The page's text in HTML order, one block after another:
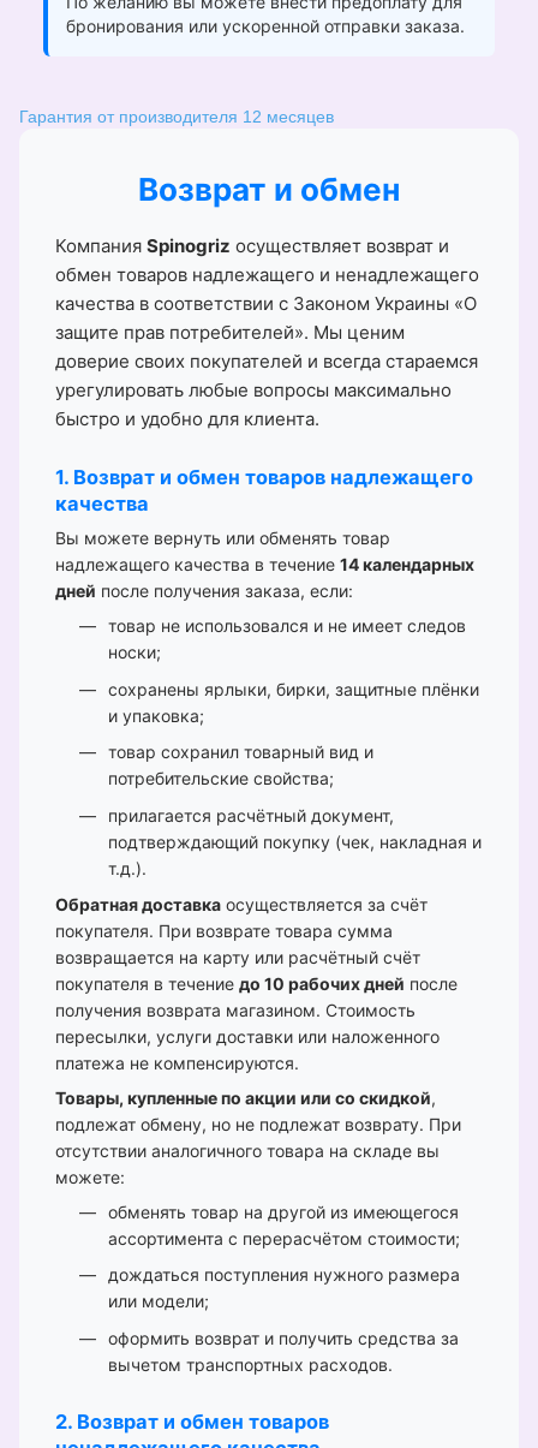
бронирования или ускоренной отправки заказа.
Гарантия от производителя 12 месяцев
Возврат и обмен
Компания Spinogriz осуществляет возврат и
обмен товаров надлежащего и ненадлежащего
качества в соответствии с Законом Украины «О
защите прав потребителей». Мы ценим
доверие своих покупателей и всегда стараемся
урегулировать любые вопросы максимально
быстро и удобно для клиента.
1. Возврат и обмен товаров надлежащего
качества
Вы можете вернуть или обменять товар
надлежащего качества в течение 14 календарных
дней после получения заказа, если:
товар не использовался и не имеет следов
носки;
сохранены ярлыки, бирки, защитные плёнки
и упаковка;
товар сохранил товарный вид и
потребительские свойства;
прилагается расчётный документ,
подтверждающий покупку (чек, накладная и
т.д.).
Обратная доставка осуществляется за счёт
покупателя. При возврате товара сумма
возвращается на карту или расчётный счёт
покупателя в течение до 10 рабочих дней после
получения возврата магазином. Стоимость
пересылки, услуги доставки или наложенного
платежа не компенсируются.
Товары, купленные по акции или со скидкой,
подлежат обмену, но не подлежат возврату. При
отсутствии аналогичного товара на складе вы
можете:
обменять товар на другой из имеющегося
ассортимента с перерасчётом стоимости;
дождаться поступления нужного размера
или модели;
оформить возврат и получить средства за
вычетом транспортных расходов.
2. Возврат и обмен товаров